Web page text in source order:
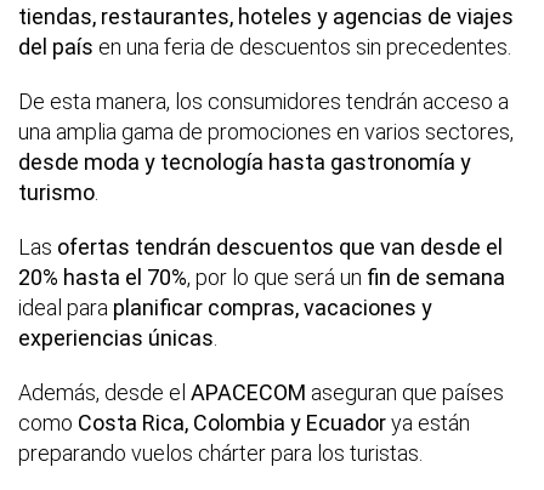
tiendas, restaurantes, hoteles y agencias de viajes
del país en una feria de descuentos sin precedentes.
De esta manera, los consumidores tendrán acceso a
una amplia gama de promociones en varios sectores,
desde moda y tecnología hasta gastronomía y
turismo
Las ofertas tendrán descuentos que van desde el
20% hasta el 70%, por lo que será un fin de semana
ideal para planificar compras, vacaciones y
experiencias únicas
Además, desde el APACECOM aseguran que países
como Costa Rica, Colombia y Ecuadorya están
preparando vuelos chárter para los turistas.